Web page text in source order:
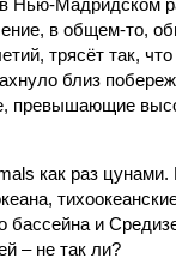
в общем-то,
трясёт так,
близ
превышающие
как раз
бассейна и
– не так ли?